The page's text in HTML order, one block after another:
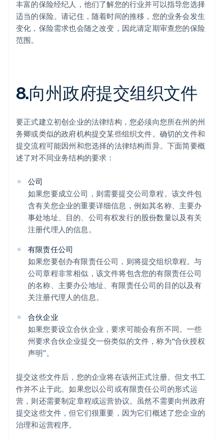
丰富的保险经纪人，他们了解您的行业并可以指导您选择
适当的保险。请记住，随着时间的推移，您的业务会发生
变化，保险需求也会随之改变，因此请定期审查您的保险
范围。
8.向州政府提交组织文件
要正式建立初创企业的法律结构，您必须向您所在州的州
务卿或类似的政府机构提交某些组织文件。确切的文件和
提交流程可能因州和您选择的法律结构而异。下面简要概
述了对不同业务结构的要求：
公司
如果您要成立公司，则需要提交公司章程。该文件包
含有关您企业的重要详细信息，例如其名称、主要办
事处地址、目的、公司有权发行的股份数量以及有关
注册代理人的信息。
有限责任公司
如果您要创办有限责任公司，则将提交组织章程。与
公司章程非常相似，该文件将包含您的有限责任公司
的名称、主要办公地址、有限责任公司的目的以及有
关注册代理人的信息。
合伙企业
如果您要设立合伙企业，要求可能会有所不同。一些
州要求合伙企业提交一份类似的文件，称为“合伙授权
声明”。
提交这些文件后，您的企业将在该州正式注册。但文书工
作并不止于此。如果您以公司或有限责任公司的形式运
营，则还需要制定章程或运营协议。虽然不需要向州政府
提交这些文件，但它们很重要，因为它们概述了您企业的
治理和运营程序。